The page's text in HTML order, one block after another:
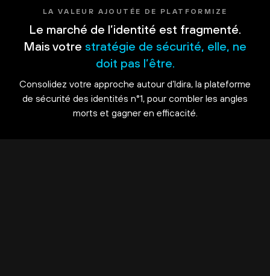
LA VALEUR AJOUTÉE DE PLATFORMIZE
Le marché de l’identité est fragmenté.
Mais votre stratégie de sécurité, elle, ne
doit pas l’être.
Consolidez votre approche autour d’Idira, la plateforme
de sécurité des identités n°1, pour combler les angles
morts et gagner en efficacité.